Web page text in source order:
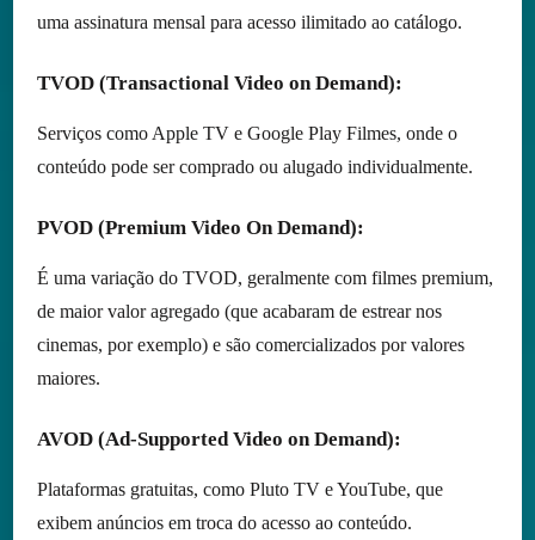
uma assinatura mensal para acesso ilimitado ao catálogo.
TVOD (Transactional Video on Demand):
Serviços como Apple TV e Google Play Filmes, onde o
conteúdo pode ser comprado ou alugado individualmente.
PVOD (Premium Video On Demand):
É uma variação do TVOD, geralmente com filmes premium,
de maior valor agregado (que acabaram de estrear nos
cinemas, por exemplo) e são comercializados por valores
maiores.
AVOD (Ad-Supported Video on Demand):
Plataformas gratuitas, como Pluto TV e YouTube, que
exibem anúncios em troca do acesso ao conteúdo.